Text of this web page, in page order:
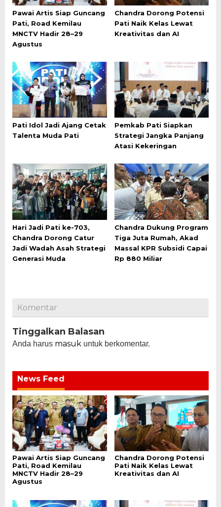
Pawai Artis Siap Guncang
Pati, Road Kemilau
MNCTV Hadir 28–29
Agustus
Chandra Dorong Potensi
Pati Naik Kelas Lewat
Kreativitas dan AI
Pati Idol Jadi Ajang Cetak
Talenta Muda Pati
Pemkab Pati Siapkan
Strategi Jangka Panjang
Atasi Kekeringan
Hari Jadi Pati ke-703,
Chandra Dorong Catur
Jadi Wadah Asah Strategi
Generasi Muda
Chandra Dukung Program
Tiga Juta Rumah, Akad
Massal KPR Subsidi Capai
Rp 880 Miliar
Komentar
Tinggalkan Balasan
Anda harus masuk untuk berkomentar.
News Feed
Pawai Artis Siap Guncang
Pati, Road Kemilau
MNCTV Hadir 28–29
Agustus
Chandra Dorong Potensi
Pati Naik Kelas Lewat
Kreativitas dan AI